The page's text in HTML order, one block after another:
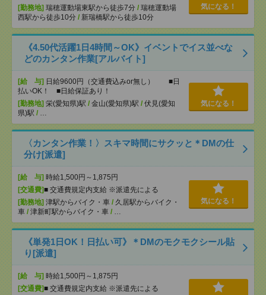
[勤務地] 瑞穂運動場東駅から徒歩7分 / 瑞穂運動場
西駅から徒歩10分 / 新瑞橋駅から徒歩10分
気になる！
《4.50代活躍1日4時間～OK》イベントでイス並べな
どのカンタン作業[アルバイト]
[給 与] 日給9600円（交通費込みor無し） ■日
払いOK！ ■日給保証あり！
[勤務地] 栄(愛知県)駅 / 金山(愛知県)駅 / 伏見(愛知
県)駅 / …
気になる！
〈カンタン作業！〉スキマ時間にサクッと＊DMの仕
分け[派遣]
[給 与] 時給1,500円～1,875円
[交通費]■ 交通費規定内支給 ※派遣先による
[勤務地] 津駅からバイク・車 / 久居駅からバイク・
車 / 津新町駅からバイク・車 / …
気になる！
《単発1日OK！日払い可》＊DMのモクモクシール貼
り[派遣]
[給 与] 時給1,500円～1,875円
[交通費]■ 交通費規定内支給 ※派遣先による